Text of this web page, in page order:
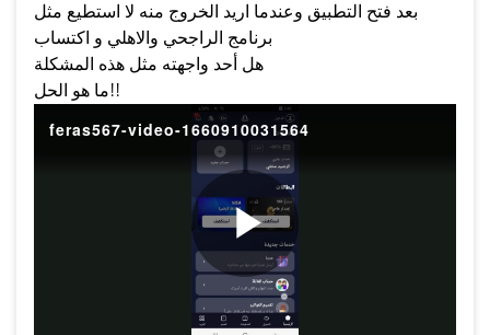
بعد فتح التطبيق وعندما اريد الخروج منه لا استطيع مثل
ما هو الحل!!
feras567-video-1660910031564
P